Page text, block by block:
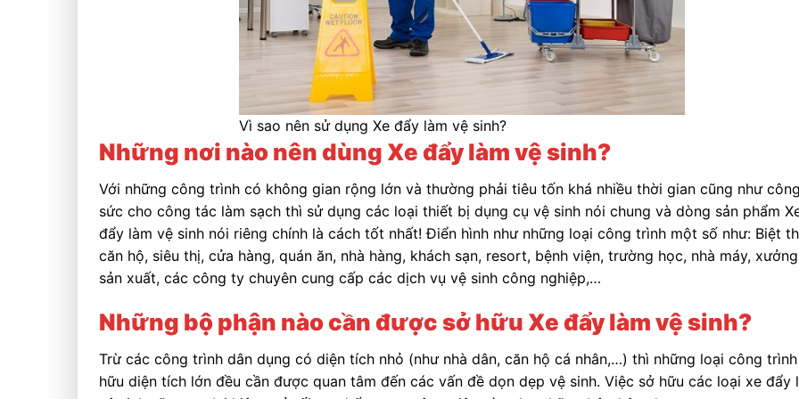
Vì sao nên sử dụng Xe đẩy làm vệ sinh?
Những nơi nào nên dùng Xe đẩy làm vệ sinh?
Với những công trình có không gian rộng lớn và thường phải tiêu tốn khá nhiều thời gian cũng như công
sức cho công tác làm sạch thì sử dụng các loại thiết bị dụng cụ vệ sinh nói chung và dòng sản phẩm
đẩy làm vệ sinh nói riêng chính là cách tốt nhất! Điển hình như những loại công trình một số như: Biệt
căn hộ, siêu thị, cửa hàng, quán ăn, nhà hàng, khách sạn, resort, bệnh viện, trường học, nhà máy, xưởng
sản xuất, các công ty chuyên cung cấp các dịch vụ vệ sinh công nghiệp,…
Những bộ phận nào cần được sở hữu Xe đẩy làm vệ sinh?
Trừ các công trình dân dụng có diện tích nhỏ (như nhà dân, căn hộ cá nhân,…) thì những loại công
hữu diện tích lớn đều cần được quan tâm đến các vấn đề dọn dẹp vệ sinh. Việc sở hữu các loại xe đẩy